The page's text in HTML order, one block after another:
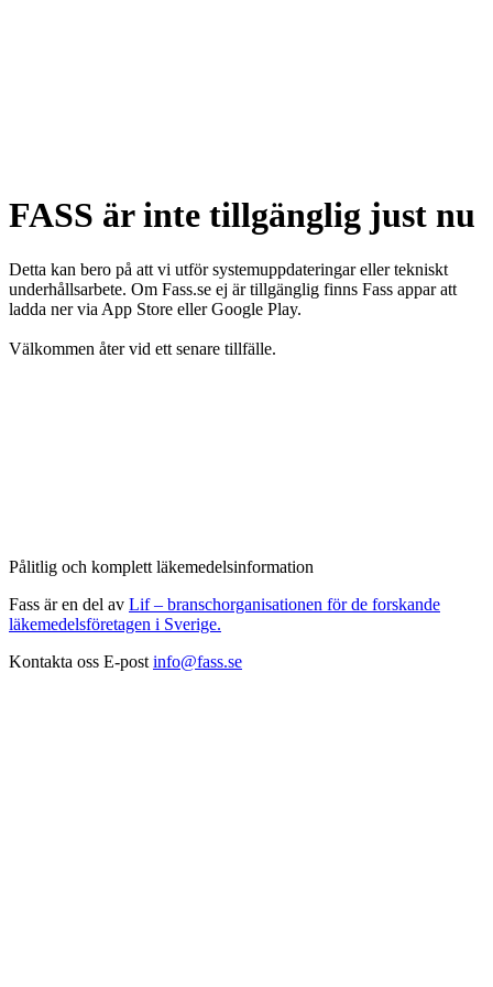
FASS är inte tillgänglig just nu
Detta kan bero på att vi utför systemuppdateringar eller tekniskt
underhållsarbete. Om Fass.se ej är tillgänglig finns Fass appar att
ladda ner via App Store eller Google Play.
Välkommen åter vid ett senare tillfälle.
Pålitlig och komplett läkemedelsinformation
Fass är en del av Lif – branschorganisationen för de forskande
läkemedelsföretagen i Sverige.
Kontakta oss E-post info@fass.se